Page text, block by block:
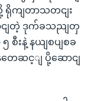
ရိုကျတာသတငျး
ာငျတဲ့ ဒုက်ခသညျတှ
းနဲ့ နယျစပျစခ
တေဆင့ျ ပို့ဆောငျ